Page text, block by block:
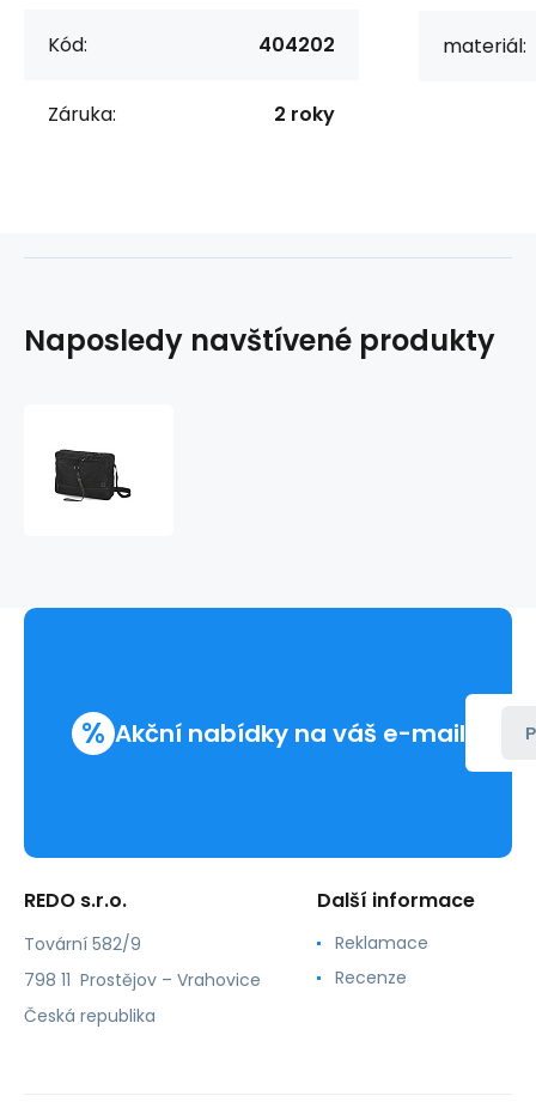
Kód: 404202
Záruka: 2 roky
materiál:
Naposledy navštívené produkty
% Akční nabídky na váš e-mail
REDO s.r.o.
Tovární 582/9
798 11 Prostějov – Vrahovice
Česká republika
Další informace
Reklamace
Recenze